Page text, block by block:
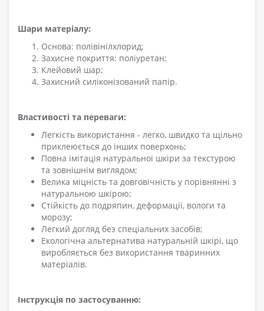
Шари матеріалу:
Основа: полівінілхлорид;
Захисне покриття: поліуретан;
Клейовий шар;
Захисний силіконізований папір.
Властивості та переваги:
Легкість використання - легко, швидко та щільно
приклеюється до інших поверхонь;
Повна імітація натуральної шкіри за текстурою
та зовнішнім виглядом;
Велика міцність та довговічність у порівнянні з
натуральною шкірою;
Стійкість до подряпин, деформації, вологи та
морозу;
Легкий догляд без спеціальних засобів;
Екологічна альтернатива натуральній шкірі, що
виробляється без використання тваринних
матеріалів.
Інструкція по застосуванню: